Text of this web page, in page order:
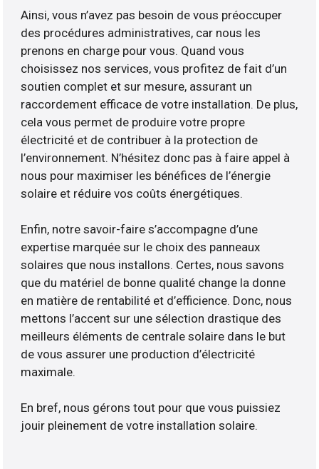
Ainsi, vous n’avez pas besoin de vous préoccuper
des procédures administratives, car nous les
prenons en charge pour vous. Quand vous
choisissez nos services, vous profitez de fait d’un
soutien complet et sur mesure, assurant un
raccordement efficace de votre installation. De plus,
cela vous permet de produire votre propre
électricité et de contribuer à la protection de
l’environnement. N’hésitez donc pas à faire appel à
nous pour maximiser les bénéfices de l’énergie
solaire et réduire vos coûts énergétiques.
Enfin, notre savoir-faire s’accompagne d’une
expertise marquée sur le choix des panneaux
solaires que nous installons. Certes, nous savons
que du matériel de bonne qualité change la donne
en matière de rentabilité et d’efficience. Donc, nous
mettons l’accent sur une sélection drastique des
meilleurs éléments de centrale solaire dans le but
de vous assurer une production d’électricité
maximale.
En bref, nous gérons tout pour que vous puissiez
jouir pleinement de votre installation solaire.